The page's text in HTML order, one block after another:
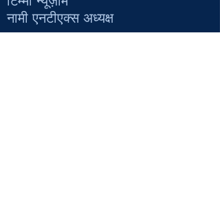
नामी एनटीएक्स अध्यक्ष